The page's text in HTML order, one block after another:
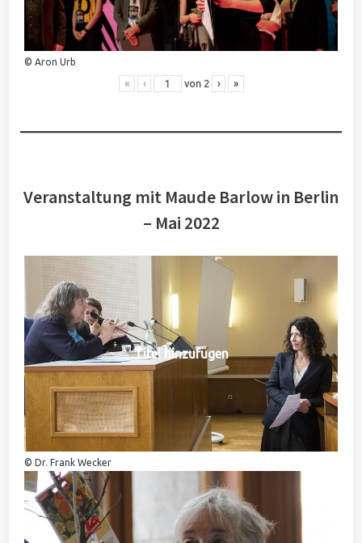
© Aron Urb
« ‹ von 2 › »
Veranstaltung mit Maude Barlow in Berlin
– Mai 2022
Titel hinzufügen
© Dr. Frank Wecker